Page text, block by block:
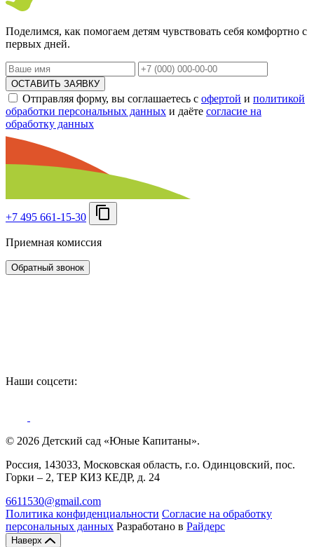
Поделимся, как помогаем детям чувствовать себя комфортно с
первых дней.
ОСТАВИТЬ ЗАЯВКУ
Отправляя форму, вы соглашаетесь с офертой и политикой
обработки персональных данных и даёте согласие на
обработку данных
+7 495 661-15-30
Приемная комиссия
Обратный звонок
Наши соцсети:
© 2026 Детский сад «Юные Капитаны».
Россия, 143033, Московская область, г.о. Одинцовский, пос.
Горки – 2, ТЕР КИЗ КЕДР, д. 24
6611530@gmail.com
Политика конфиденциальности Согласие на обработку
персональных данных Разработано в Райдерс
Наверх